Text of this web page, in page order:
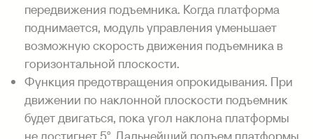
передвижения подъемника. Когда платформа
поднимается, модуль управления уменьшает
возможную скорость движения подъемника в
горизонтальной плоскости.
Функция предотвращения опрокидывания. При
движении по наклонной плоскости подъемник
будет двигаться, пока угол наклона платформы